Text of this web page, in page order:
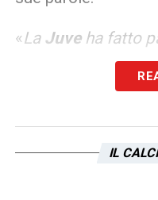
«La Juveha fatto
inizio: ha staccato
anche giocato un
azione che laIL